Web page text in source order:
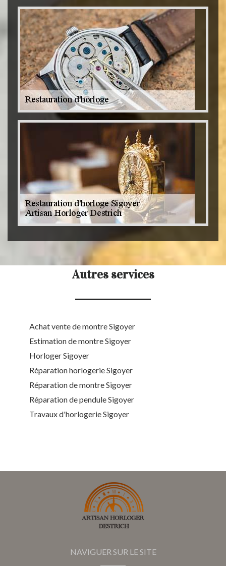
Autres services
Achat vente de montre Sigoyer
Estimation de montre Sigoyer
Horloger Sigoyer
Réparation horlogerie Sigoyer
Réparation de montre Sigoyer
Réparation de pendule Sigoyer
Travaux d'horlogerie Sigoyer
NAVIGUER SUR LE SITE